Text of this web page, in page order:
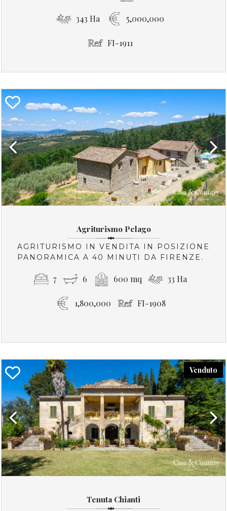
343 Ha 5,000,000
FI-1911
Previous Next
Agriturismo Pelago
AGRITURISMO IN VENDITA IN POSIZIONE
PANORAMICA A 40 MINUTI DA FIRENZE.
7 6 600 mq 33 Ha
1,800,000 FI-1908
Venduto
Previous Next
Tenuta Chianti